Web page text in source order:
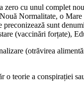
cu unul complet
Normalitate, o Mare
sunt
(vaccinări forțate),
(otrăvirea
teorie a conspirației